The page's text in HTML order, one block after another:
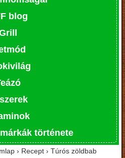
blog
története
› Recept › Túrós zöldbab